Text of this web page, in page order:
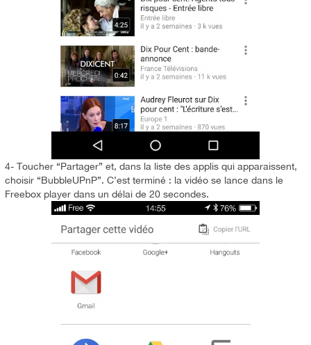
4- Toucher “Partager” et, dans la liste des applis qui apparaissent,
choisir “BubbleUPnP”. C’est terminé : la vidéo se lance dans le
Freebox player dans un délai de 20 secondes.